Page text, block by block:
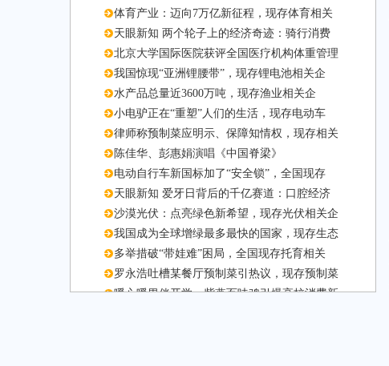
体育产业：迈向7万亿新征程，现存体育相关
天眼新知 两个轮子上的经济奇迹：骑行消费
北京大学国际医院获评全国医疗机构体重管理
我国惊现“亚洲锂腰带”，现存锂电池相关企
水产品总量近3600万吨，现存渔业相关企
小电驴正在“重塑”人们的生活，现存电动车
律师称预制菜应明示、保障知情权，现存相关
陈佳华、彭惠娟演唱《中国脊梁》
电动自行车新国标加了“安全锁”，全国现存
天眼新知 爱牙日背后的千亿赛道：口腔经济
沙漠光伏：点亮绿色新希望，现存光伏相关企
我国成为全球增绿最多最快的国家，现存生态
多举措破“带娃难”困局，全国现存托育相关
罗永浩吐槽某餐厅预制菜引热议，现存预制菜
暖心暖胃伴开学，紫燕百味鸡引爆高校消费新